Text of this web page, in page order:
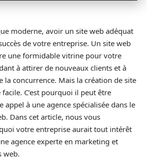
moderne, avoir un site web adéquat
de votre entreprise. Un site web
une formidable vitrine pour votre
à attirer de nouveaux clients et à
la concurrence. Mais la création de site
facile. C’est pourquoi il peut être
appel à une agence spécialisée dans le
Dans cet article, nous vous
votre entreprise aurait tout intérêt
agence experte en marketing et
web.